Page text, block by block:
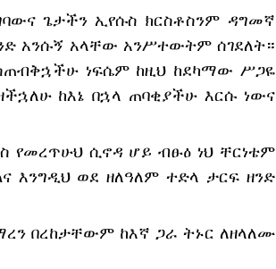
ጌታችን ኢየሱስ ክርስቶስንም ዳግመኛ
አንሱኝ አላቸው አንሥተውትም ሰገደለት።
ነፍሴም ከዚህ ከደካማው ሥጋዬ
ከእኔ በኋላ ጠባቂያችሁ እርሱ ነውና
የመረጥሁህ ሲኖዳ ሆይ ብፁዕ ነህ ቸርነቴም
እንግዲህ ወደ ዘለዓለም ተድላ ታርፍ ዘንድ
በረከታቸውም ከእኛ ጋራ ትኑር ለዘላለሙ